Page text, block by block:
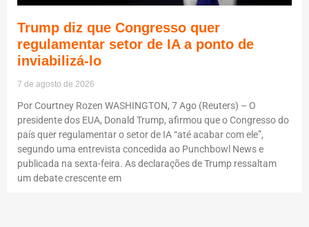
Trump diz que Congresso quer
regulamentar setor de IA a ponto de
inviabilizá-lo
7 de agosto de 2026
Por Courtney Rozen WASHINGTON, 7 Ago (Reuters) – O
presidente dos EUA, Donald Trump, afirmou que o Congresso do
país quer regulamentar o setor de IA “até acabar com ele”,
segundo uma entrevista concedida ao Punchbowl News e
publicada na sexta-feira. As declarações de Trump ressaltam
um debate crescente em